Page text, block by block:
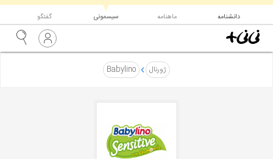
دانشنامه ماهنامه سیسمونی
▼ گفتگو
ژورنال Babylino